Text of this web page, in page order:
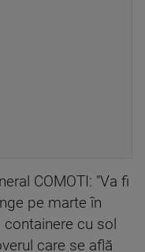
COMOTI: "Va fi
pe marte în
cu sol
care se află